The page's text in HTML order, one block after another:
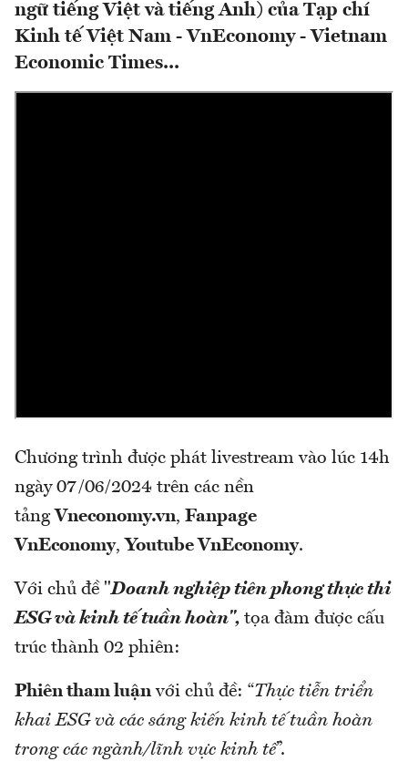
ngữ tiếng Việt và tiếng Anh) của Tạp chí
Kinh tế Việt Nam - VnEconomy - Vietnam
Economic Times...
Chương trình được phát livestream vào lúc 14h
ngày 07/06/2024 trên các nền
tảng Vneconomy.vn, Fanpage
VnEconomy, Youtube VnEconomy.
Với chủ đề "Doanh nghiệp tiên phong thực thi
ESG và kinh tế tuần hoàn", tọa đàm được cấu
trúc thành 02 phiên:
Phiên tham luậnvới chủ đề: “Thực tiễn triển
khai ESG và các sáng kiến kinh tế tuần hoàn
trong các ngành/lĩnh vực kinh tế”.